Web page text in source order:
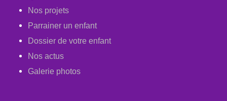
Nos projets
Parrainer un enfant
Dossier de votre enfant
Nos actus
Galerie photos